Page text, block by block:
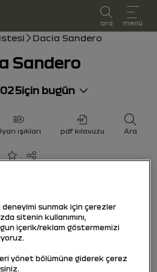
ara menü
Dacia Sandero
Sandero
için bugün
ışıkları pdf kılavuzu Ara
Favorilere ekle
Paylaş
sunmak için çerezler
sitenin kullanımını,
içerik/reklam göstermemizi
yönet bölümüne giderek çerez